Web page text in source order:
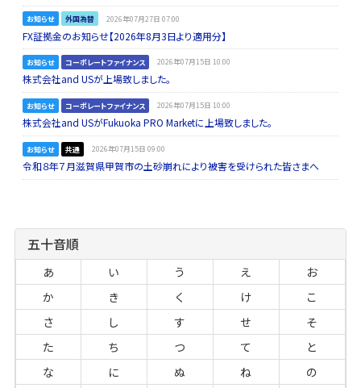
お知らせ 外国為替 2026年07月27日 07:00
FX証拠金のお知らせ【2026年8月3日より適用分】
お知らせ コーポレートファイナンス 2026年07月15日 10:00
株式会社and USが上場致しました。
お知らせ コーポレートファイナンス 2026年07月15日 10:00
株式会社and USがFukuoka PRO Marketに上場致しました。
お知らせ 共通 2026年07月15日 09:00
令和８年７月滋賀県甲賀市の土砂崩れにより被害を受けられた皆さまへ
五十音順
あ い う え
お
か
き く け
こ
さ
し す せ
そ
た
ち つ て
と
な
に ぬ ね
の